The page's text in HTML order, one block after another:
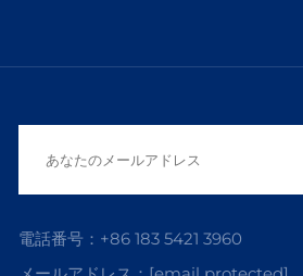
電話番号： +86 183 5421 3960